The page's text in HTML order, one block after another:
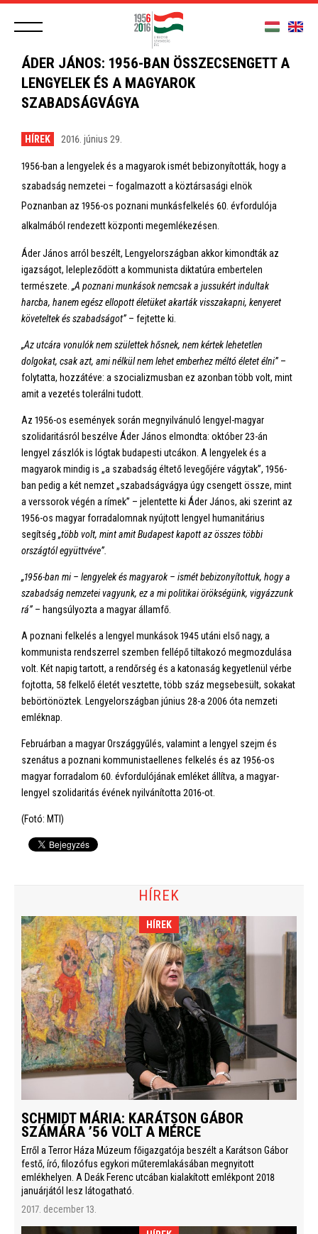
ÁDER JÁNOS: 1956-BAN ÖSSZECSENGETT A
LENGYELEK ÉS A MAGYAROK
SZABADSÁGVÁGYA
HÍREK 2016. június 29.
1956-ban a lengyelek és a magyarok ismét bebizonyították, hogy a
szabadság nemzetei – fogalmazott a köztársasági elnök
Poznanban az 1956-os poznani munkásfelkelés 60. évfordulója
alkalmából rendezett központi megemlékezésen.
Áder János arról beszélt, Lengyelországban akkor kimondták az
igazságot, lelepleződött a kommunista diktatúra embertelen
természete. „A poznani munkások nemcsak a jussukért indultak
harcba, hanem egész ellopott életüket akarták visszakapni, kenyeret
követeltek és szabadságot” – fejtette ki.
„Az utcára vonulók nem születtek hősnek, nem kértek lehetetlen
dolgokat, csak azt, ami nélkül nem lehet emberhez méltó életet élni” –
folytatta, hozzátéve: a szocializmusban ez azonban több volt, mint
amit a vezetés tolerálni tudott.
Az 1956-os események során megnyilvánuló lengyel-magyar
szolidaritásról beszélve Áder János elmondta: október 23-án
lengyel zászlók is lógtak budapesti utcákon. A lengyelek és a
magyarok mindig is „a szabadság éltető levegőjére vágytak”, 1956-
ban pedig a két nemzet „szabadságvágya úgy csengett össze, mint
a verssorok végén a rímek” – jelentette ki Áder János, aki szerint az
1956-os magyar forradalomnak nyújtott lengyel humanitárius
segítség „több volt, mint amit Budapest kapott az összes többi
országtól együttvéve”.
„1956-ban mi – lengyelek és magyarok – ismét bebizonyítottuk, hogy a
szabadság nemzetei vagyunk, ez a mi politikai örökségünk, vigyázzunk
rá” – hangsúlyozta a magyar államfő.
A poznani felkelés a lengyel munkások 1945 utáni első nagy, a
kommunista rendszerrel szemben fellépő tiltakozó megmozdulása
volt. Két napig tartott, a rendőrség és a katonaság kegyetlenül vérbe
fojtotta, 58 felkelő életét vesztette, több száz megsebesült, sokakat
bebörtönöztek. Lengyelországban június 28-a 2006 óta nemzeti
emléknap.
Februárban a magyar Országgyűlés, valamint a lengyel szejm és
szenátus a poznani kommunistaellenes felkelés és az 1956-os
magyar forradalom 60. évfordulójának emléket állítva, a magyar-
lengyel szolidaritás évének nyilvánította 2016-ot.
(Fotó: MTI)
HÍREK
HÍREK
SCHMIDT MÁRIA: KARÁTSON GÁBOR
SZÁMÁRA ’56 VOLT A MÉRCE
Erről a Terror Háza Múzeum főigazgatója beszélt a Karátson Gábor
festő, író, filozófus egykori műteremlakásában megnyitott
emlékhelyen. A Deák Ferenc utcában kialakított emlékpont 2018
januárjától lesz látogatható.
2017. december 13.